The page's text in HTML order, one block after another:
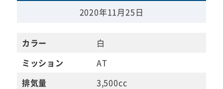
2020年11月25日
カラー
白
ミッション
AT
排気量
3,500cc